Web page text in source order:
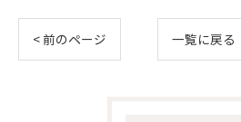
< 前のページ 一覧に戻る